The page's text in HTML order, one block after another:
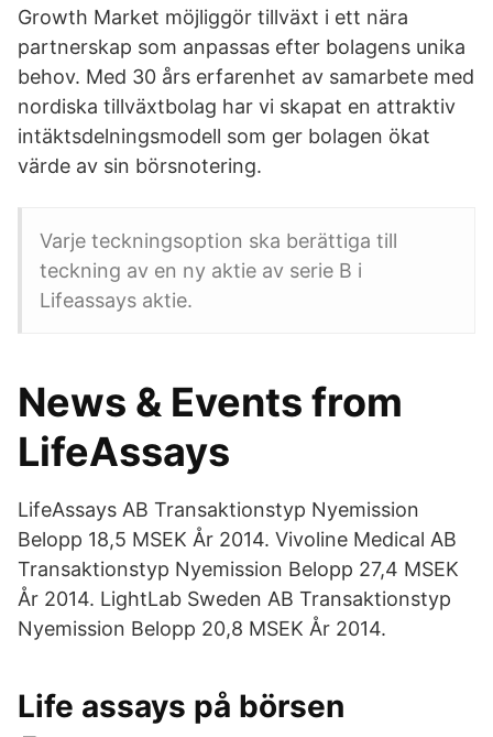
Growth Market möjliggör tillväxt i ett nära
partnerskap som anpassas efter bolagens unika
behov. Med 30 års erfarenhet av samarbete med
nordiska tillväxtbolag har vi skapat en attraktiv
intäktsdelningsmodell som ger bolagen ökat
värde av sin börsnotering.
Varje teckningsoption ska berättiga till
teckning av en ny aktie av serie B i
Lifeassays aktie.
News & Events from
LifeAssays
LifeAssays AB Transaktionstyp Nyemission
Belopp 18,5 MSEK År 2014. Vivoline Medical AB
Transaktionstyp Nyemission Belopp 27,4 MSEK
År 2014. LightLab Sweden AB Transaktionstyp
Nyemission Belopp 20,8 MSEK År 2014.
Life assays på börsen